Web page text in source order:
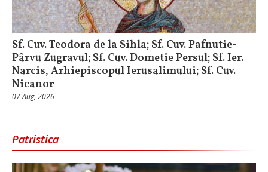
Sf. Cuv. Teodora de la Sihla; Sf. Cuv. Pafnutie-
Pârvu Zugravul; Sf. Cuv. Dometie Persul; Sf. Ier.
Narcis, Arhiepiscopul Ierusalimului; Sf. Cuv.
Nicanor
07 Aug, 2026
Patristica